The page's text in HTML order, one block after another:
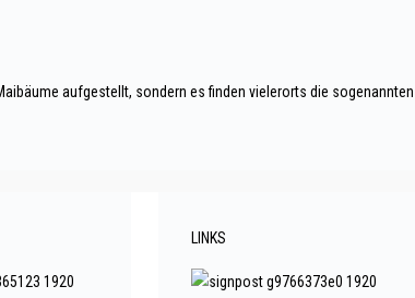
aufgestellt, sondern es finden vielerorts die
LINKS